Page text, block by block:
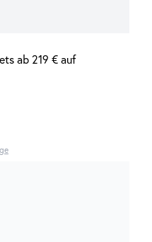
ab 219 € auf